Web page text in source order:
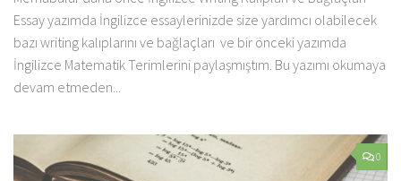
Essay yazımda İngilizce essaylerinizde size yardımcı olabilecek
bazı writing kalıplarını ve bağlaçları ve bir önceki yazımda
İngilizce Matematik Terimlerini paylaşmıştım. Bu yazımı okumaya
devam etmeden...
0